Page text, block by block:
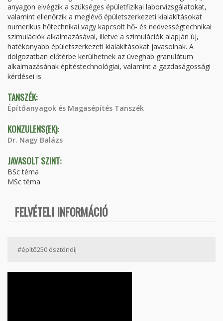
anyagon elvégzik a szükséges épületfizikai laborvizsgálatokat,
valamint ellenőrzik a meglévő épületszerkezeti kialakításokat
numerikus hőtechnikai vagy kapcsolt hő- és nedvességtechnikai
szimulációk alkalmazásával, illetve a szimulációk alapján új,
hatékonyabb épületszerkezeti kialakításokat javasolnak. A
dolgozatban előtérbe kerülhetnek az üveghab granulátum
alkalmazásának építéstechnológiai, valamint a gazdaságossági
kérdései is.
TANSZÉK:
Építőanyagok és Magasépítés Tanszék
KONZULENS(EK):
Dr. Nagy Balázs
JAVASOLT SZINT:
BSc téma
MSc téma
FELVÉTELI INFORMÁCIÓ
#építő250 ösztöndíj